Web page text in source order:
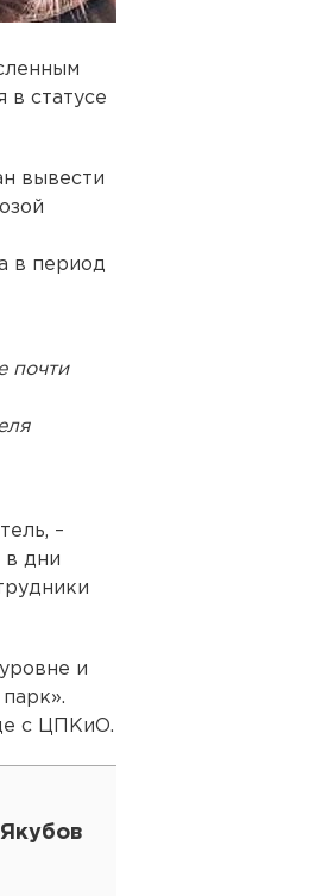
в статусе
вывести
в период
почти
–
в дни
и
с ЦПКиО.